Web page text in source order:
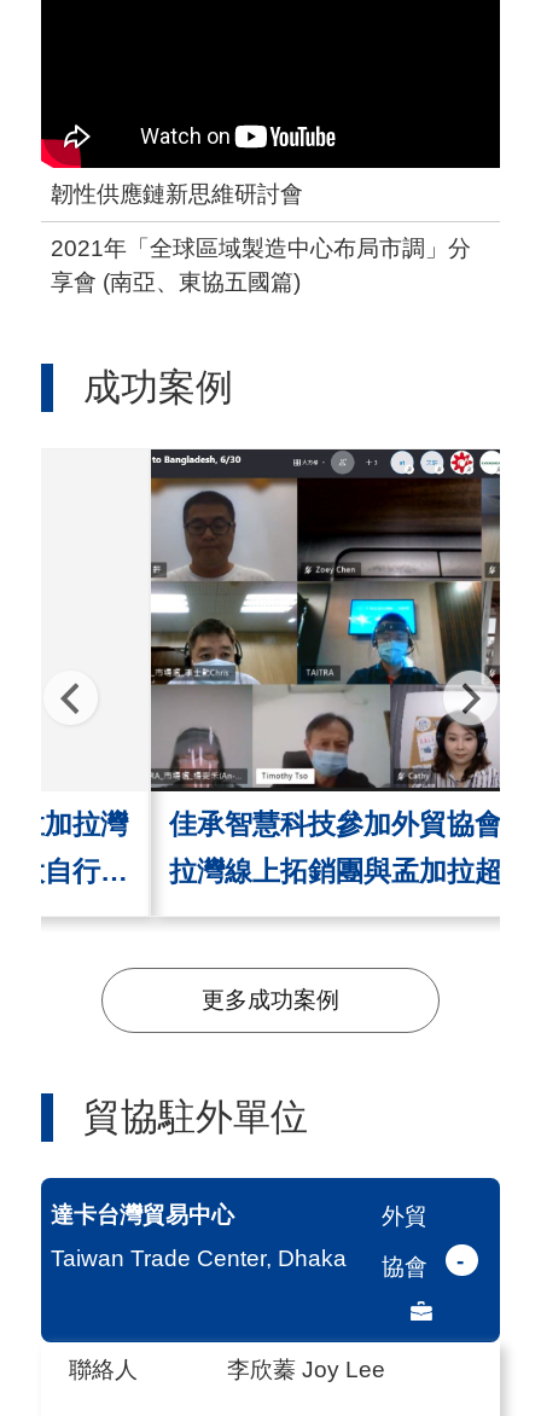
韌性供應鏈新思維研討會
2021年「全球區域製造中心布局市調」分
享會 (南亞、東協五國篇)
成功案例
佳承智慧科技參加外貿協會環孟加
拉灣線上拓銷團與孟加拉超大型不
動產業者Navana Real Estate洽
談合作
更多成功案例
貿協駐外單位
達卡台灣貿易中心
Taiwan Trade Center, Dhaka
外貿
協會
-
聯絡人 李欣蓁 Joy Lee